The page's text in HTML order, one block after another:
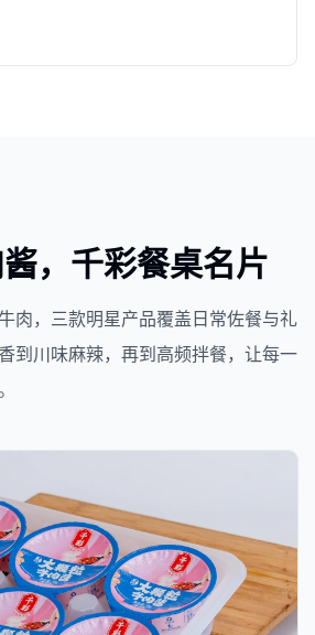
，千彩餐桌名片
肉，三款明星产品覆盖日常佐餐与礼
川味麻辣，再到高频拌餐，让每一